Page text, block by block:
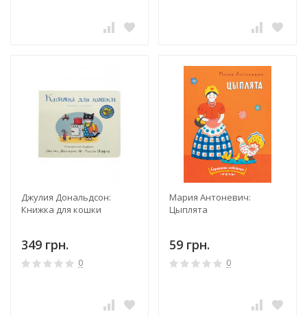
Джулия Дональдсон:
Книжка для кошки
349 грн.
0
Мария Антоневич:
Цыплята
59 грн.
0